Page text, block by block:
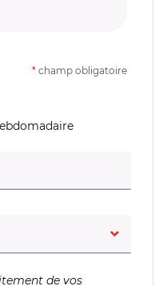
* champ obligatoire
obligatoire)
de vos